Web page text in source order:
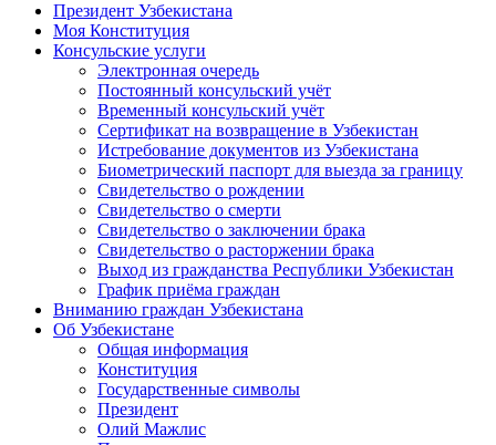
Президент Узбекистана
Моя Конституция
Консульские услуги
Электронная очередь
Постоянный консульский учёт
Временный консульский учёт
Сертификат на возвращение в Узбекистан
Истребование документов из Узбекистана
Биометрический паспорт для выезда за границу
Свидетельство о рождении
Свидетельство о смерти
Свидетельство о заключении брака
Свидетельство о расторжении брака
Выход из гражданства Республики Узбекистан
График приёма граждан
Вниманию граждан Узбекистана
Об Узбекистане
Общая информация
Конституция
Государственные символы
Президент
Олий Мажлис